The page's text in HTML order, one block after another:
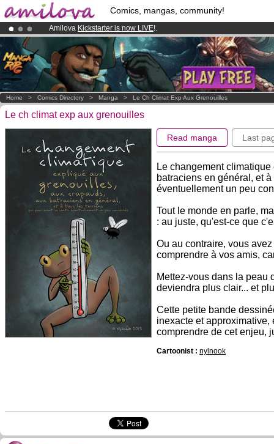
Comics, mangas, community!
Amilova Kickstarter is now LIVE!.
Premium membership from3.95 eurosper month !Get membership
Already 134393 membersand 1208 comics & mangas!.
Home > Comics Directory > Manga > Le Ch Climat Exp Aux Grenouilles
Le ch climat exp aux grenouilles
Read manga Last
Le changement
batraciens en général, et
éventuellement un peu
Tout le monde en parle,
: au juste, qu'est-ce que
Ou au contraire, vous
comprendre à vos amis,
Mettez-vous dans la peau
deviendra plus clair... et
Cette petite bande
inexacte et approximative,
comprendre de cet enjeu,
Cartoonist : nylnook